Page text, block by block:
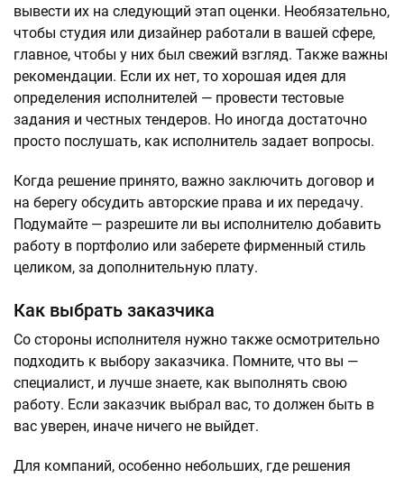
вывести их на следующий этап оценки. Необязательно,
чтобы студия или дизайнер работали в вашей сфере,
главное, чтобы у них был свежий взгляд. Также важны
рекомендации. Если их нет, то хорошая идея для
определения исполнителей — провести тестовые
задания и честных тендеров. Но иногда достаточно
просто послушать, как исполнитель задает вопросы.
Когда решение принято, важно заключить договор и
на берегу обсудить авторские права и их передачу.
Подумайте — разрешите ли вы исполнителю добавить
работу в портфолио или заберете фирменный стиль
целиком, за дополнительную плату.
Как выбрать заказчика
Со стороны исполнителя нужно также осмотрительно
подходить к выбору заказчика. Помните, что вы —
специалист, и лучше знаете, как выполнять свою
работу. Если заказчик выбрал вас, то должен быть в
вас уверен, иначе ничего не выйдет.
Для компаний, особенно небольших, где решения